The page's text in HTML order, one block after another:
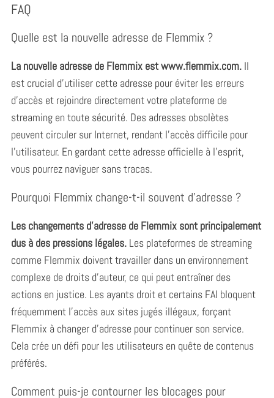
FAQ
Quelle est la nouvelle adresse de Flemmix ?
La nouvelle adresse de Flemmix est www.flemmix.com.Il
est crucial d’utiliser cette adresse pour éviter les erreurs
d’accès et rejoindre directement votre plateforme de
streaming en toute sécurité. Des adresses obsolètes
peuvent circuler sur Internet, rendant l’accès difficile pour
l’utilisateur. En gardant cette adresse officielle à l’esprit,
vous pourrez naviguer sans tracas.
Pourquoi Flemmix change-t-il souvent d’adresse ?
Les changements d’adresse de Flemmix sont principalement
dus à des pressions légales.Les plateformes de streaming
comme Flemmix doivent travailler dans un environnement
complexe de droits d’auteur, ce qui peut entraîner des
actions en justice. Les ayants droit et certains FAI bloquent
fréquemment l’accès aux sites jugés illégaux, forçant
Flemmix à changer d’adresse pour continuer son service.
Cela crée un défi pour les utilisateurs en quête de contenus
préférés.
Comment puis-je contourner les blocages pour